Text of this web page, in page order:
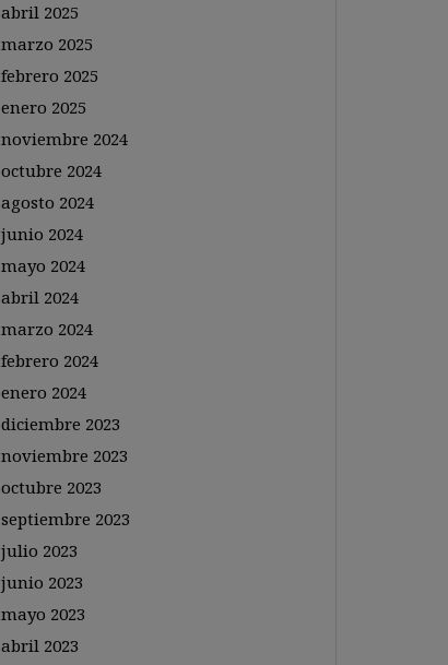
abril 2025
marzo 2025
febrero 2025
enero 2025
noviembre 2024
octubre 2024
agosto 2024
junio 2024
mayo 2024
abril 2024
marzo 2024
febrero 2024
enero 2024
diciembre 2023
noviembre 2023
octubre 2023
septiembre 2023
julio 2023
junio 2023
mayo 2023
abril 2023